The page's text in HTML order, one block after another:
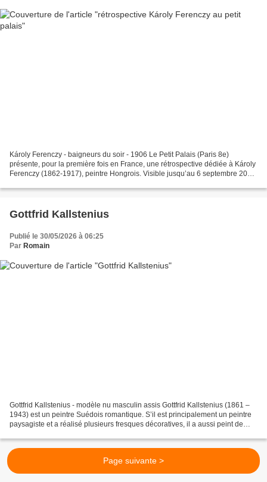
Károly Ferenczy - baigneurs du soir - 1906 Le Petit Palais (Paris 8e)
présente, pour la première fois en France, une rétrospective dédiée à Károly
Ferenczy (1862-1917), peintre Hongrois. Visible jusqu’au 6 septembre 2026,
Gottfrid Kallstenius
Publié le 30/05/2026 à 06:25
Par Romain
Gottfrid Kallstenius - modèle nu masculin assis Gottfrid Kallstenius (1861 –
1943) est un peintre Suédois romantique. S’il est principalement un peintre
paysagiste et a réalisé plusieurs fresques décoratives, il a aussi peint de
Page suivante >